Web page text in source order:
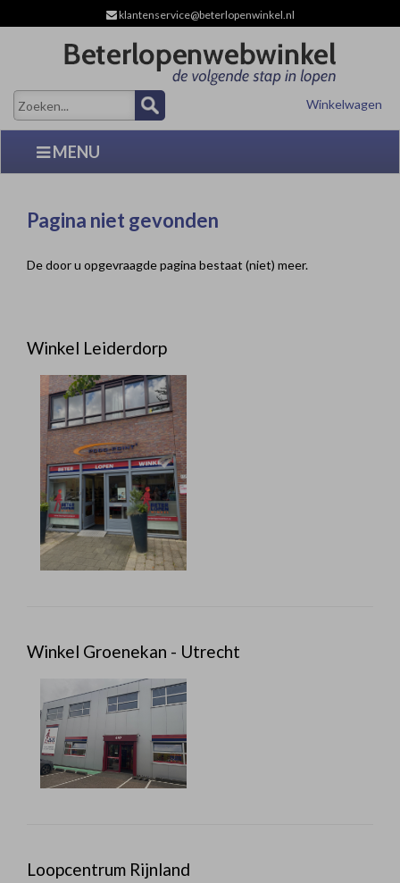
klantenservice@beterlopenwinkel.nl
Winkelwagen
MENU
Pagina niet gevonden
De door u opgevraagde pagina bestaat (niet) meer.
Winkel Leiderdorp
Winkel Groenekan - Utrecht
Loopcentrum Rijnland